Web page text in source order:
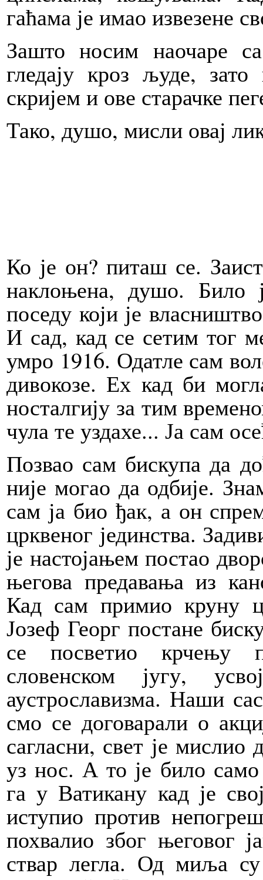
гаћама је имао извезене
Зашто носим наочаре
гледају кроз људе,
скријем и ове старачке
Тако, душо, мисли овај
Ко је он? питаш се.
наклоњена, душо.
поседу који је
И сад, кад се сетим тог
умро 1916. Одатле сам
дивокозе. Ех кад би
носталгију за тим
чула те уздахе... Ја сам
Позвао сам бискупа да
није могао да одбије.
сам ја био ђак, а он
црквеног јединства.
је настојањем постао
његова предавања из
Кад сам примио круну
Јозеф Георг постане
се посветио крчењу
словенском југу,
аустрославизма. Наши
смо се договарали о
сагласни, свет је
уз нос. А то је било
га у Ватикану кад је
иступио против
похвалио због његовог
ствар легла. Од миља